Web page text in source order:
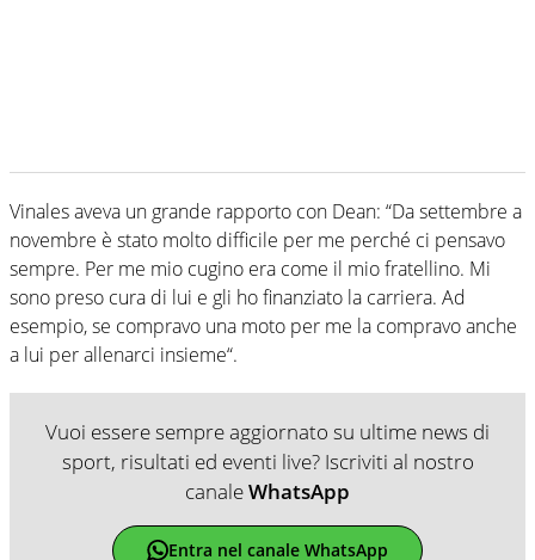
Vinales aveva un grande rapporto con Dean: “Da settembre a
novembre è stato molto difficile per me perché ci pensavo
sempre. Per me mio cugino era come il mio fratellino. Mi
sono preso cura di lui e gli ho finanziato la carriera. Ad
esempio, se compravo una moto per me la compravo anche
a lui per allenarci insieme“.
Vuoi essere sempre aggiornato su ultime news di
sport, risultati ed eventi live? Iscriviti al nostro
canaleWhatsApp
Entra nel canale WhatsApp